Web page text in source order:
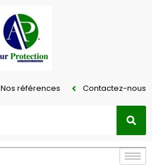
Nos références Contactez-nous